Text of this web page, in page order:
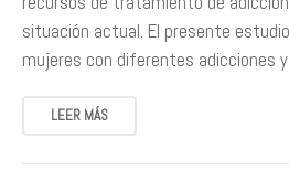
situación actual. El presente
mujeres con diferentes adicciones
LEER MÁS